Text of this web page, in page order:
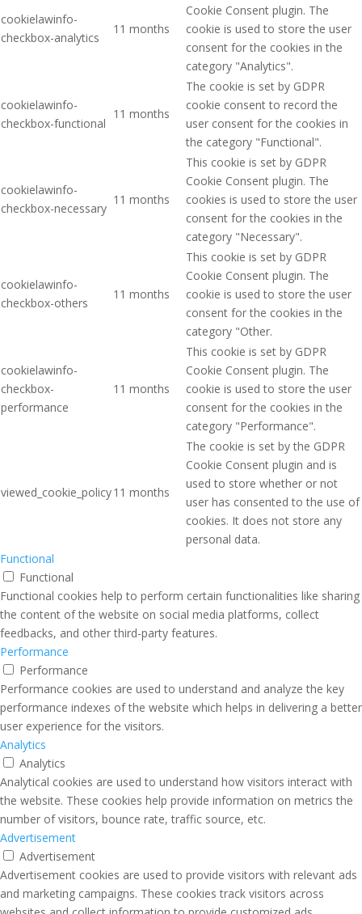
cookielawinfo-
checkbox-analytics
11 months
Cookie Consent plugin. The
cookie is used to store the user
consent for the cookies in the
category "Analytics".
cookielawinfo-
checkbox-functional
11 months
The cookie is set by GDPR
cookie consent to record the
user consent for the cookies in
the category "Functional".
cookielawinfo-
checkbox-necessary
11 months
This cookie is set by GDPR
Cookie Consent plugin. The
cookies is used to store the user
consent for the cookies in the
category "Necessary".
cookielawinfo-
checkbox-others
11 months
This cookie is set by GDPR
Cookie Consent plugin. The
cookie is used to store the user
consent for the cookies in the
category "Other.
cookielawinfo-
checkbox-
performance
11 months
This cookie is set by GDPR
Cookie Consent plugin. The
cookie is used to store the user
consent for the cookies in the
category "Performance".
viewed_cookie_policy11 months
The cookie is set by the GDPR
Cookie Consent plugin and is
used to store whether or not
user has consented to the use of
cookies. It does not store any
personal data.
Functional
Functional
Functional cookies help to perform certain functionalities like sharing
the content of the website on social media platforms, collect
feedbacks, and other third-party features.
Performance
Performance
Performance cookies are used to understand and analyze the key
performance indexes of the website which helps in delivering a better
user experience for the visitors.
Analytics
Analytics
Analytical cookies are used to understand how visitors interact with
the website. These cookies help provide information on metrics the
number of visitors, bounce rate, traffic source, etc.
Advertisement
Advertisement
Advertisement cookies are used to provide visitors with relevant ads
and marketing campaigns. These cookies track visitors across